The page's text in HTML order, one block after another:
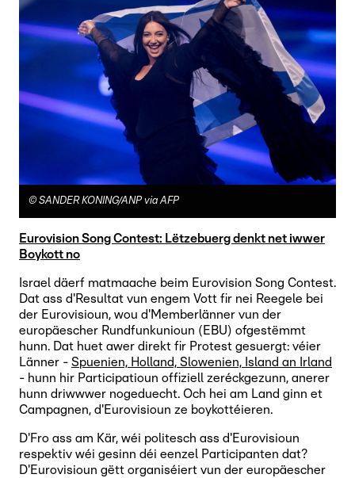
© SANDER KONING/ANP via AFP
Eurovision Song Contest: Lëtzebuerg denkt net iwwer
Boykott no
Israel däerf matmaache beim Eurovision Song Contest.
Dat ass d'Resultat vun engem Vott fir nei Reegele bei
der Eurovisioun, wou d'Memberlänner vun der
europäescher Rundfunkunioun (EBU) ofgestëmmt
hunn. Dat huet awer direkt fir Protest gesuergt: véier
Länner - Spuenien, Holland, Slowenien, Island an Irland
- hunn hir Participatioun offiziell zeréckgezunn, anerer
hunn driwwwer nogeduecht. Och hei am Land ginn et
Campagnen, d'Eurovisioun ze boykottéieren.
D'Fro ass am Kär, wéi politesch ass d'Eurovisioun
respektiv wéi gesinn déi eenzel Participanten dat?
D'Eurovisioun gëtt organiséiert vun der europäescher